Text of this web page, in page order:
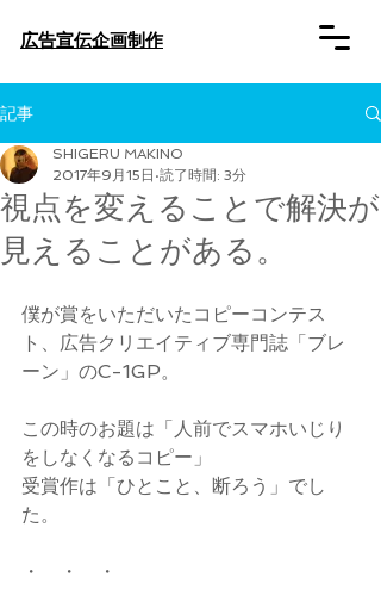
​広告宣伝企画制作
記事
視点を変えることで解決が
見えることがある。
SHIGERU MAKINO
2017年9月15日 読了時間: 3分
僕が賞をいただいたコピーコンテス
ト、広告クリエイティブ専門誌「ブレ
ーン」のC-1GP。
この時のお題は「人前でスマホいじり
をしなくなるコピー」
受賞作は「ひとこと、断ろう」でし
た。
・　・　・